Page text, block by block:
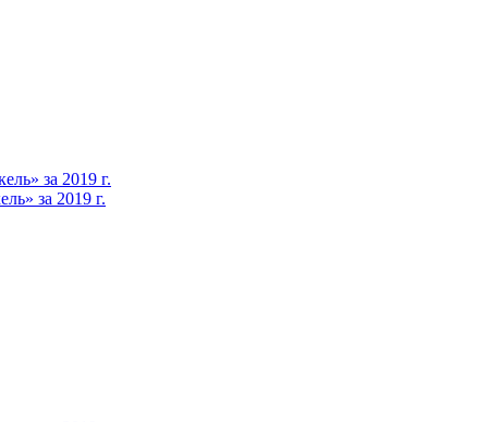
за 2019 г.
за 2019 г.